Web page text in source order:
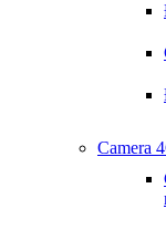
Camera